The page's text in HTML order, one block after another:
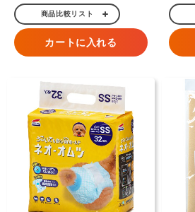
商品比較リスト
カートに入れる